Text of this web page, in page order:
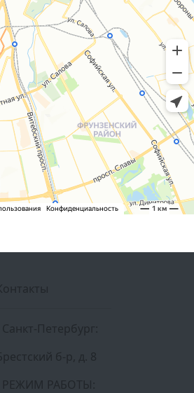
Контакты
Санкт-Петербург:
Брестский б-р, д. 8
РЕЖИМ РАБОТЫ: